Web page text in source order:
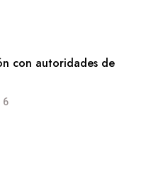
con autoridades de
6